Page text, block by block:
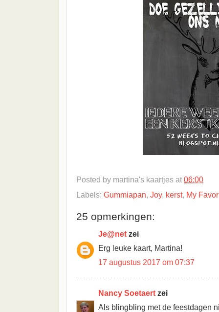
Posted by martina's kaartjes at 06:00
Labels: Gummiapan, Joy, kerst, My
25 opmerkingen:
Je@net zei
Erg leuke kaart, Martina!
17 augustus 2017 om 07:37
Nancy Soetaert zei
Als blingbling met de feestdagen